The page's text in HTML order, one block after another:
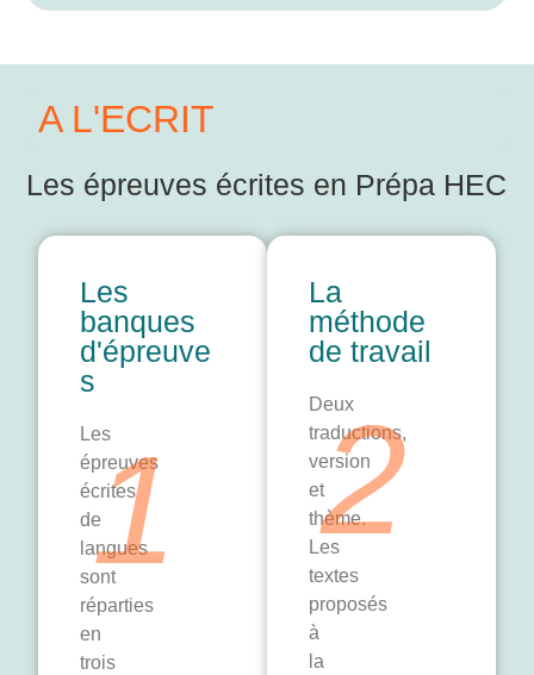
A L'ECRIT
Les épreuves écrites en Prépa HEC
Les
banques
d'épreuve
s
Les
épreuves
écrites
de
langues
sont
réparties
en
trois
1
La
méthode
de travail
Deux
traductions,
version
et
thème.
Les
textes
proposés
à
la
2